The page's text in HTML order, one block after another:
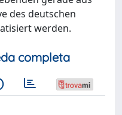
des deutschen
werden.
completa